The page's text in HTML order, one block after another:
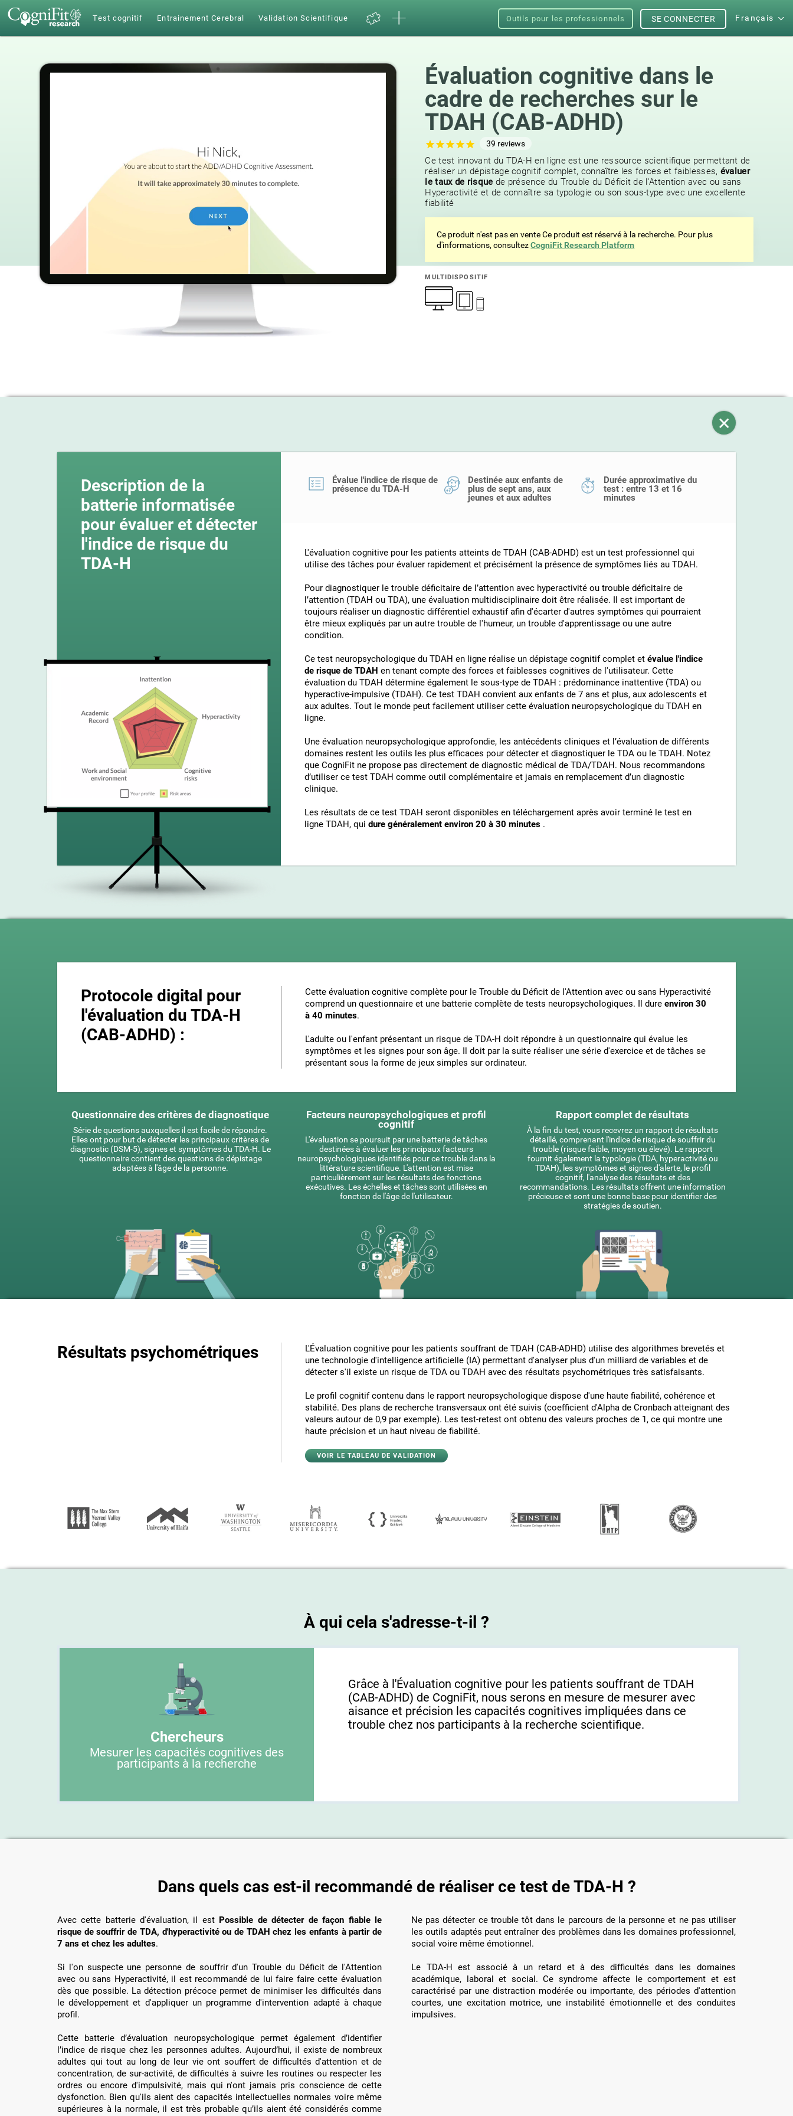
Test cognitif Entrainement Cerebral Validation Scientifique Outils pour les professionnels Français
SE CONNECTER
Évaluation cognitive dans le
cadre de recherches sur le
TDAH (CAB-ADHD)
39 reviews
Ce test innovant du TDA-H en ligne est une ressource scientifique permettant de
réaliser un dépistage cognitif complet, connaître les forces et faiblesses, évaluer
le taux de risque de présence du Trouble du Déficit de l'Attention avec ou sans
Hyperactivité et de connaître sa typologie ou son sous-type avec une excellente
fiabilité
Ce produit n'est pas en vente Ce produit est réservé à la recherche. Pour plus
d'informations, consultezCogniFit Research Platform
MULTIDISPOSITIF
Description de la
batterie informatisée
pour évaluer et détecter
l'indice de risque du
TDA-H
Évalue l'indice de risque de
présence du TDA-H
Destinée aux enfants de
plus de sept ans, aux
jeunes et aux adultes
Durée approximative du
test : entre 13 et 16
minutes
L'évaluation cognitive pour les patients atteints de TDAH (СAB-ADHD) est un test professionnel qui
utilise des tâches pour évaluer rapidement et précisément la présence de symptômes liés au TDAH.
Pour diagnostiquer le trouble déficitaire de l’attention avec hyperactivité ou trouble déficitaire de
l’attention (TDAH ou TDA), une évaluation multidisciplinaire doit être réalisée. Il est important de
toujours réaliser un diagnostic différentiel exhaustif afin d'écarter d'autres symptômes qui pourraient
être mieux expliqués par un autre trouble de l'humeur, un trouble d'apprentissage ou une autre
condition.
Ce test neuropsychologique du TDAH en ligne réalise un dépistage cognitif complet et évalue l'indice
de risque de TDAH en tenant compte des forces et faiblesses cognitives de l'utilisateur. Cette
évaluation du TDAH détermine également le sous-type de TDAH : prédominance inattentive (TDA) ou
hyperactive-impulsive (TDAH). Ce test TDAH convient aux enfants de 7 ans et plus, aux adolescents et
aux adultes. Tout le monde peut facilement utiliser cette évaluation neuropsychologique du TDAH en
ligne.
Une évaluation neuropsychologique approfondie, les antécédents cliniques et l’évaluation de différents
domaines restent les outils les plus efficaces pour détecter et diagnostiquer le TDA ou le TDAH. Notez
que CogniFit ne propose pas directement de diagnostic médical de TDA/TDAH. Nous recommandons
d’utiliser ce test TDAH comme outil complémentaire et jamais en remplacement d’un diagnostic
clinique.
Les résultats de ce test TDAH seront disponibles en téléchargement après avoir terminé le test en
ligne TDAH, qui dure généralement environ 20 à 30 minutes .
Protocole digital pour
l'évaluation du TDA-H
(CAB-ADHD) :
Cette évaluation cognitive complète pour le Trouble du Déficit de l'Attention avec ou sans Hyperactivité
comprend un questionnaire et une batterie complète de tests neuropsychologiques. Il dure environ 30
à 40 minutes.
L'adulte ou l'enfant présentant un risque de TDA-H doit répondre à un questionnaire qui évalue les
symptômes et les signes pour son âge. Il doit par la suite réaliser une série d'exercice et de tâches se
présentant sous la forme de jeux simples sur ordinateur.
Questionnaire des critères de diagnostique
Série de questions auxquelles il est facile de répondre.
Elles ont pour but de détecter les principaux critères de
diagnostic (DSM-5), signes et symptômes du TDA-H. Le
questionnaire contient des questions de dépistage
adaptées à l'âge de la personne.
Facteurs neuropsychologiques et profil
cognitif
L'évaluation se poursuit par une batterie de tâches
destinées à évaluer les principaux facteurs
neuropsychologiques identifiés pour ce trouble dans la
littérature scientifique. L'attention est mise
particulièrement sur les résultats des fonctions
exécutives. Les échelles et tâches sont utilisées en
fonction de l'âge de l'utilisateur.
Rapport complet de résultats
À la fin du test, vous recevrez un rapport de résultats
détaillé, comprenant l'indice de risque de souffrir du
trouble (risque faible, moyen ou élevé). Le rapport
fournit également la typologie (TDA, hyperactivité ou
TDAH), les symptômes et signes d'alerte, le profil
cognitif, l'analyse des résultats et des
recommandations. Les résultats offrent une information
précieuse et sont une bonne base pour identifier des
stratégies de soutien.
Résultats psychométriques
L'Évaluation cognitive pour les patients souffrant de TDAH (CAB-ADHD) utilise des algorithmes brevetés et
une technologie d'intelligence artificielle (IA) permettant d'analyser plus d'un milliard de variables et de
détecter s'il existe un risque de TDA ou TDAH avec des résultats psychométriques très satisfaisants.
Le profil cognitif contenu dans le rapport neuropsychologique dispose d'une haute fiabilité, cohérence et
stabilité. Des plans de recherche transversaux ont été suivis (coefficient d'Alpha de Cronbach atteignant des
valeurs autour de 0,9 par exemple). Les test-retest ont obtenu des valeurs proches de 1, ce qui montre une
haute précision et un haut niveau de fiabilité.
VOIR LE TABLEAU DE VALIDATION
À qui cela s'adresse-t-il ?
Chercheurs
Mesurer les capacités cognitives des
participants à la recherche
Grâce à l'Évaluation cognitive pour les patients souffrant de TDAH
(CAB-ADHD) de CogniFit, nous serons en mesure de mesurer avec
aisance et précision les capacités cognitives impliquées dans ce
trouble chez nos participants à la recherche scientifique.
Dans quels cas est-il recommandé de réaliser ce test de TDA-H ?
Avec cette batterie d'évaluation, il est Possible de détecter de façon fiable le
risque de souffrir de TDA, d'hyperactivité ou de TDAH chez les enfants à partir de
7 ans et chez les adultes.
Si l'on suspecte une personne de souffrir d'un Trouble du Déficit de l'Attention
avec ou sans Hyperactivité, il est recommandé de lui faire faire cette évaluation
dès que possible. La détection précoce permet de minimiser les difficultés dans
le développement et d'appliquer un programme d'intervention adapté à chaque
profil.
Cette batterie d’évaluation neuropsychologique permet également d’identifier
l’indice de risque chez les personnes adultes. Aujourd’hui, il existe de nombreux
adultes qui tout au long de leur vie ont souffert de difficultés d'attention et de
concentration, de sur-activité, de difficultés à suivre les routines ou respecter les
ordres ou encore d'impulsivité, mais qui n'ont jamais pris conscience de cette
dysfonction. Bien qu'ils aient des capacités intellectuelles normales voire même
supérieures à la normale, il est très probable qu’ils aient été considérés comme
Ne pas détecter ce trouble tôt dans le parcours de la personne et ne pas utiliser
les outils adaptés peut entraîner des problèmes dans les domaines professionnel,
social voire même émotionnel.
Le TDA-H est associé à un retard et à des difficultés dans les domaines
académique, laboral et social. Ce syndrome affecte le comportement et est
caractérisé par une distraction modérée ou importante, des périodes d'attention
courtes, une excitation motrice, une instabilité émotionnelle et des conduites
impulsives.